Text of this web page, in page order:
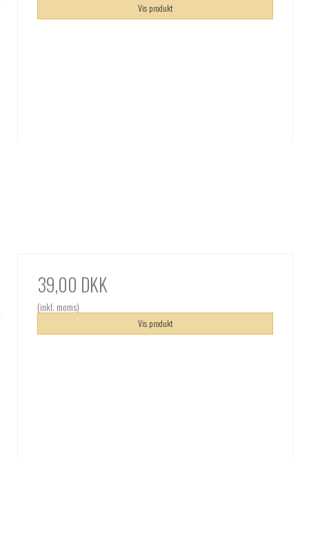
Vis produkt
39,00 DKK
(inkl. moms)
Vis produkt